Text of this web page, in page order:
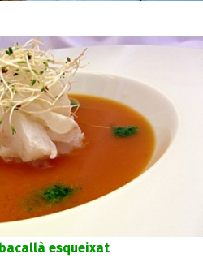
esqueixat